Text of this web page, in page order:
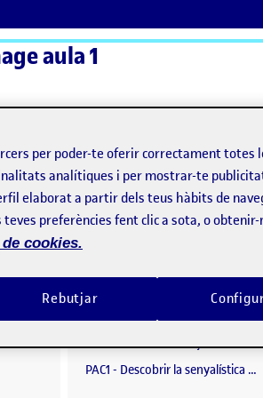
aula 1
PAC1. Descobrir la senyalística. Publicat per
Publicat per
Marta Borras Pocorull
PAC1 - Descobrir la senyalística …
per poder-te oferir correctament totes
analítiques i per mostrar-te
elaborat a partir dels teus hàbits de
preferències fent clic a sota, o obtenir-
cookies.
Rebutjar